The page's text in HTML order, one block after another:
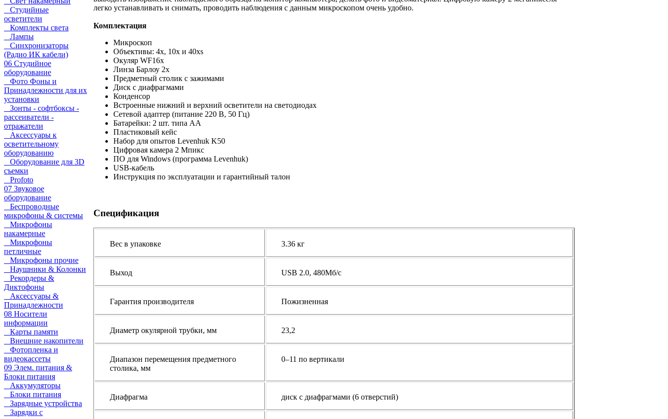
Студийные
осветители
Комплекты света
Лампы
Синхронизаторы
(Радио ИК кабели)
06 Студийное
оборудование
Фото Фоны и
Принадлежности для их
установки
Зонты - софтбоксы -
рассеиватели -
отражатели
Аксессуары к
осветительному
оборудованию
Оборудование для 3D
съемки
Profoto
07 Звуковое
оборудование
Беспроводные
микрофоны & системы
Микрофоны
накамерные
Микрофоны
петличные
Микрофоны прочие
Наушники & Колонки
Рекордеры &
Диктофоны
Аксессуары &
Принадлежности
08 Носители
информации
Карты памяти
Внешние накопители
Фотопленка и
видеокассеты
09 Элем. питания &
Блоки питания
Аккумуляторы
Блоки питания
Зарядные устройства
Зарядки с
легко устанавливать и снимать, проводить наблюдения с данным микроскопом очень удобно.
Комплектация
Микроскоп
Объективы: 4х, 10х и 40хs
Окуляр WF16х
Линза Барлоу 2x
Предметный столик с зажимами
Диск с диафрагмами
Конденсор
Встроенные нижний и верхний осветители на светодиодах
Сетевой адаптер (питание 220 В, 50 Гц)
Батарейки: 2 шт. типа АА
Пластиковый кейс
Набор для опытов Levenhuk K50
Цифровая камера 2 Мпикс
ПО для Windows (программа Levenhuk)
USB-кабель
Инструкция по эксплуатации и гарантийный талон
Спецификация
Вес в упаковке 3.36 кг
Выход USB 2.0, 480Мб/с
Гарантия производителя Пожизненная
Диаметр окулярной трубки, мм 23,2
Диапазон перемещения предметного
столика, мм
0–11 по вертикали
Диафрагма диск с диафрагмами (6 отверстий)